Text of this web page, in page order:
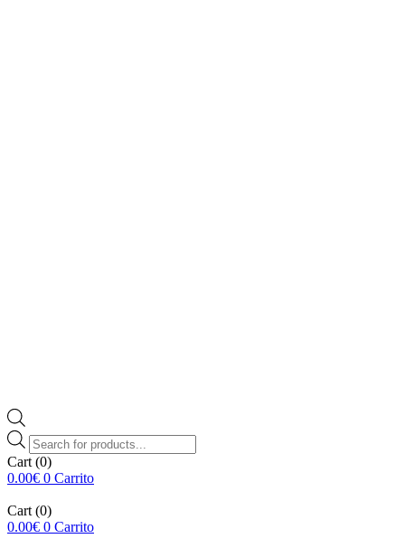
Búsqueda
de
productos
Cart (0)
0.00€ 0 Carrito
Cart (0)
0.00€ 0 Carrito